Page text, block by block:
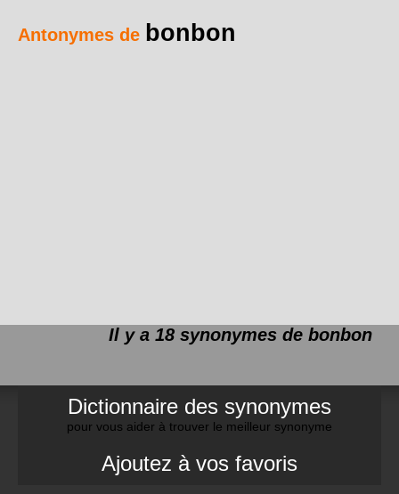
Antonymes de bonbon
Il y a 18 synonymes de bonbon
Dictionnaire des synonymes
pour vous aider à trouver le meilleur synonyme
Ajoutez à vos favoris